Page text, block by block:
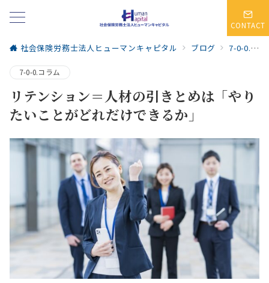
CONTACT
社会保険労務士法人ヒューマンキャピタル ブログ 7-0-0.コラム
7-0-0.コラム
リテンション＝人材の引きとめは「やり
たいことがどれだけできるか」